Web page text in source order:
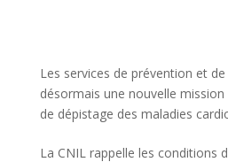
Les services de prévention et
désormais une nouvelle
de dépistage des maladies
La CNIL rappelle les conditions